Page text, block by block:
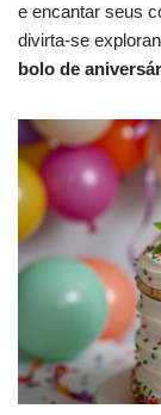
e encantar seus
divirta-se
bolo de